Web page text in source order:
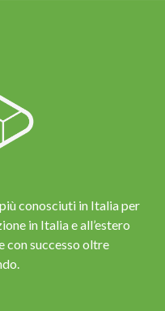
conosciuti in Italia per
in Italia e all’estero
con successo oltre